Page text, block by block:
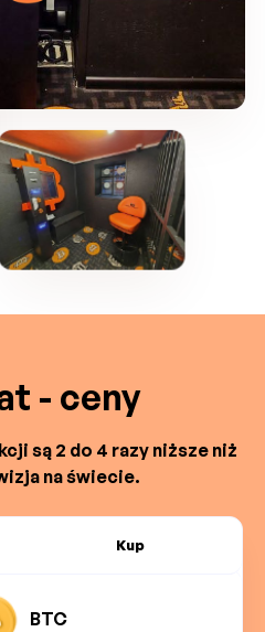
- ceny
są 2 do 4 razy niższe niż
na świecie.
Kup
BTC